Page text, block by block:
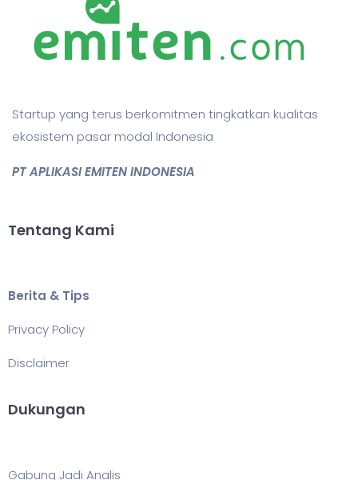
Startup yang terus berkomitmen tingkatkan kualitas
ekosistem pasar modal Indonesia
PT APLIKASI EMITEN INDONESIA
Tentang Kami
Berita & Tips
Privacy Policy
Disclaimer
Dukungan
Gabung Jadi Analis